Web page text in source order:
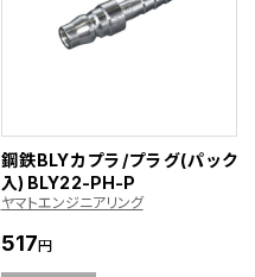
鋼鉄BLYカプラ/プラグ(パック
入) BLY22-PH-P
ヤマトエンジニアリング
517円